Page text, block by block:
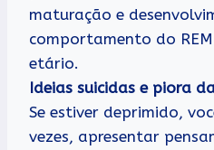
maturação e
comportamento do
etário.
Ideias suicidas e piora
Se estiver deprimido,
vezes, apresentar